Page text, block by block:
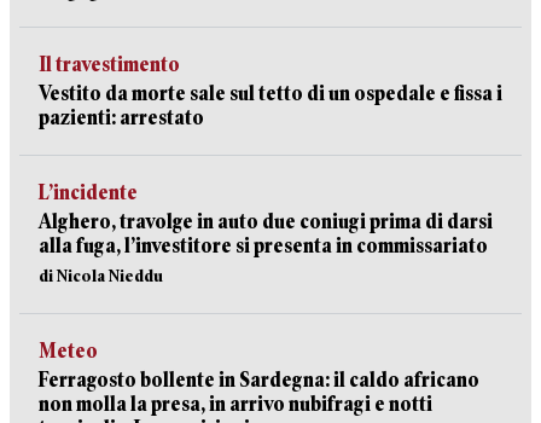
Il travestimento
Vestito da morte sale sul tetto di un ospedale e fissa i
pazienti: arrestato
L’incidente
Alghero, travolge in auto due coniugi prima di darsi
alla fuga, l’investitore si presenta in commissariato
di Nicola Nieddu
Meteo
Ferragosto bollente in Sardegna: il caldo africano
non molla la presa, in arrivo nubifragi e notti